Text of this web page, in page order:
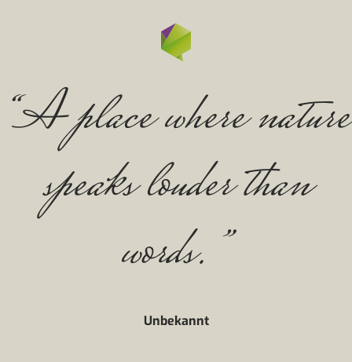
“A place where nature
speaks louder than
words.”
Unbekannt